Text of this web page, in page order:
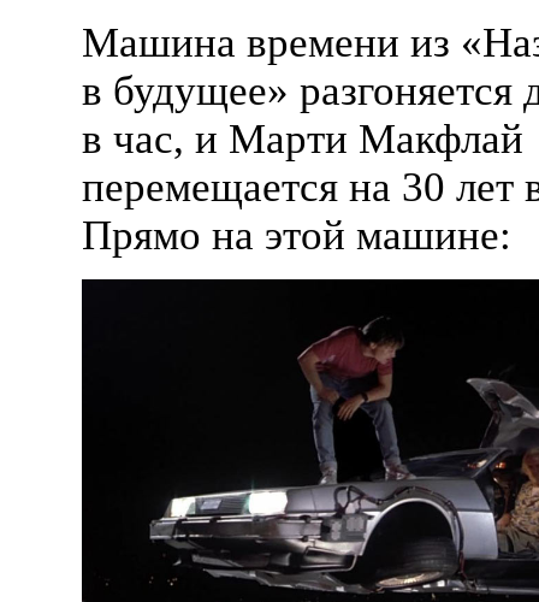
Машина времени из
в будущее» разгоняется
в час, и Марти Макфлай
перемещается на 30 лет
Прямо на этой машине: